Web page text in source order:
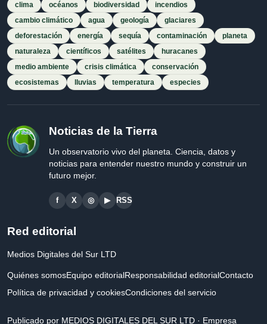
clima océanos biodiversidad
incendios
cambio climático
agua geología
glaciares
deforestación
energía sequía contaminación
planeta
naturaleza
científicos satélites
huracanes
medio ambiente
crisis climática
conservación
ecosistemas
lluvias temperatura especies
Noticias de la Tierra
Un observatorio vivo del planeta. Ciencia, datos y
noticias para entender nuestro mundo y construir un
futuro mejor.
f X ◎ ▶ RSS
Red editorial
Medios Digitales del Sur LTD
Quiénes somosEquipo editorialResponsabilidad editorialContacto
Política de privacidad y cookiesCondiciones del servicio
Publicado por MEDIOS DIGITALES DEL SUR LTD · Empresa